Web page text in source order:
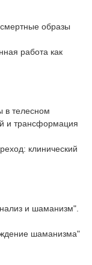
образы
работа как
в телесном
и трансформация
клинический
и шаманизм".
шаманизма"